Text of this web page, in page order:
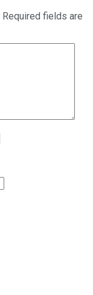
Required fields are